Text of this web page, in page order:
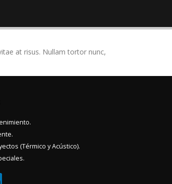
at risus. Nullam tortor nunc,
(Térmico y Acústico).